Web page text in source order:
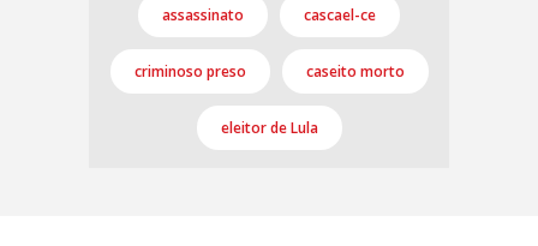
assassinato cascael-ce
criminoso preso caseito morto
eleitor de Lula